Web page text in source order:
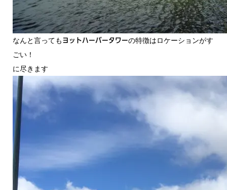
なんと言っても ヨットハーバータワーの特徴はロケーションがす
ごい！
に尽きます